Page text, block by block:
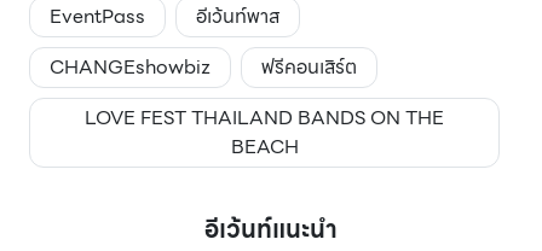
EventPass
อีเว้นท์พาส
CHANGEshowbiz
ฟรีคอนเสิร์ต
LOVE FEST THAILAND BANDS ON THE
BEACH
อีเว้นท์แนะนำ